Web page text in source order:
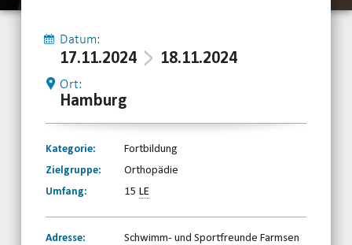
Datum:
17.11.2024 18.11.2024
Ort:
Hamburg
Kategorie:
Fortbildung
Zielgruppe:
Orthopädie
Umfang:
15 LE
Adresse:
Schwimm- und Sportfreunde Farmsen